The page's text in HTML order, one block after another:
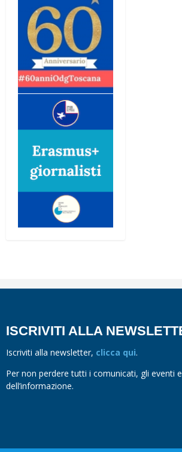
ISCRIVITI ALLA
Iscriviti alla newsletter, clicca qui.
Per non perdere tutti i comunicati, gli eventi
dell’informazione.